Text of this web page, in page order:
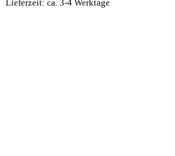
Lieferzeit: ca. 3-4 Werktage